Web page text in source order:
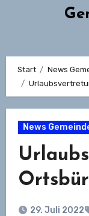
Start
News
News
29. Juli 2022